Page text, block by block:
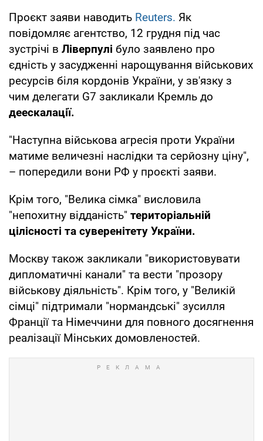
Проєкт заяви наводить Reuters. Як
повідомляє агентство, 12 грудня під час
зустрічі в Ліверпулі було заявлено про
єдність у засудженні нарощування військових
ресурсів біля кордонів України, у зв'язку з
чим делегати G7 закликали Кремль до
деескалації.
"Наступна військова агресія проти України
матиме величезні наслідки та серйозну ціну",
– попередили вони РФ у проєкті заяви.
Крім того, "Велика сімка" висловила
"непохитну відданість" територіальній
цілісності та суверенітету України.
Москву також закликали "використовувати
дипломатичні канали" та вести "прозору
військову діяльність". Крім того, у "Великій
сімці" підтримали "нормандські" зусилля
Франції та Німеччини для повного досягнення
реалізації Мінських домовленостей.